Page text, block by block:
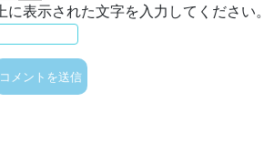
上に表示された文字を入力してください。